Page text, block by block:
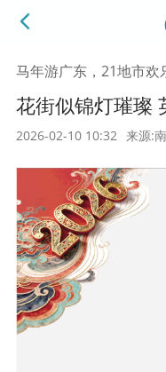
马年游广东，21地市欢
花街似锦灯璀璨
2026-02-10 10:32 来源: